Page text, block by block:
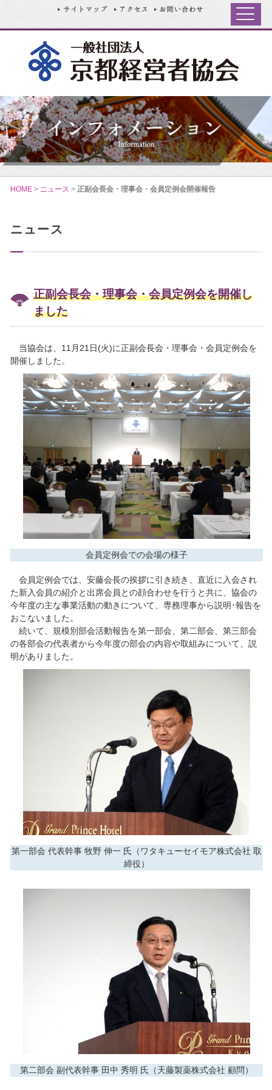
HOME > ニュース > 正副会長会・理事会・会員定例会開催報告
ニュース
正副会長会・理事会・会員定例会を開催し
ました
当協会は、11月21日(火)に正副会長会・理事会・会員定例会を
開催しました。
会員定例会での会場の様子
会員定例会では、安藤会長の挨拶に引き続き、直近に入会され
た新入会員の紹介と出席会員との顔合わせを行うと共に、協会の
今年度の主な事業活動の動きについて、専務理事から説明･報告を
おこないました。
続いて、規模別部会活動報告を第一部会、第二部会、第三部会
の各部会の代表者から今年度の部会の内容や取組みについて、説
明がありました。
第一部会 代表幹事 牧野 伸一 氏（ワタキューセイモア株式会社 取
締役）
第二部会 副代表幹事 田中 秀明 氏（天藤製薬株式会社 顧問）